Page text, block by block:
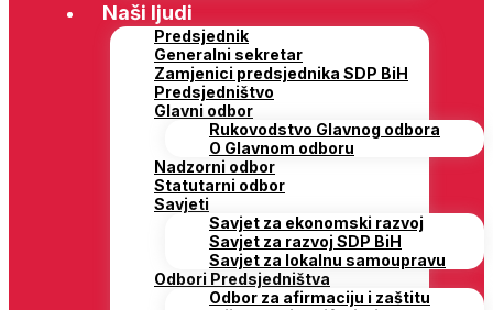
Naši ljudi
Predsjednik
Generalni sekretar
Zamjenici predsjednika SDP BiH
Predsjedništvo
Glavni odbor
Rukovodstvo Glavnog odbora
O Glavnom odboru
Nadzorni odbor
Statutarni odbor
Savjeti
Savjet za ekonomski razvoj
Savjet za razvoj SDP BiH
Savjet za lokalnu samoupravu
Odbori Predsjedništva
Odbor za afirmaciju i zaštitu